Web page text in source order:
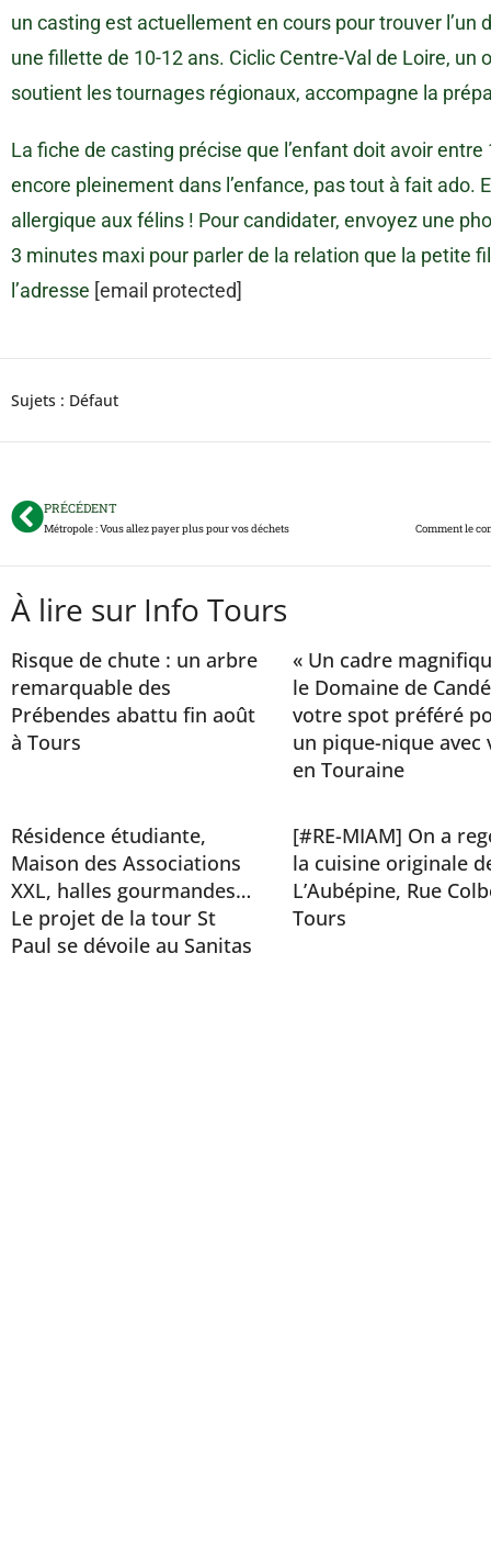
un casting est actuellement en cours pour trouver l’un
une fillette de 10-12 ans. Ciclic Centre-Val de Loire, un
soutient les tournages régionaux, accompagne la
La fiche de casting précise que l’enfant doit avoir
encore pleinement dans l’enfance, pas tout à fait ado.
allergique aux félins ! Pour candidater, envoyez une
3 minutes maxi pour parler de la relation que la petite
l’adresse [email protected]
Sujets : Défaut
PRÉCÉDENT
Métropole : Vous allez payer plus pour vos déchets
À lire sur Info Tours
Risque de chute : un arbre
remarquable des
Prébendes abattu fin août
à Tours
« Un cadre
le Domaine de
votre spot préféré
un pique-nique avec
en Touraine
Résidence étudiante,
Maison des Associations
XXL, halles gourmandes…
Le projet de la tour St
Paul se dévoile au Sanitas
[#RE-MIAM] On a
la cuisine originale
L’Aubépine, Rue
Tours